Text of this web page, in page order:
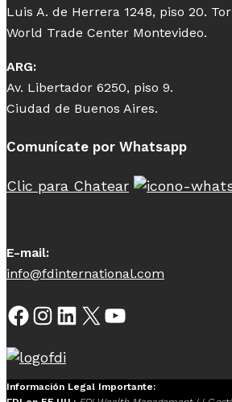
Luis A. de Herrera 1248, piso 20.
World Trade Center Montevideo.
ARG:
Av. Libertador 6250, piso 9.
Ciudad de Buenos Aires.
Comunícate por Whatsapp
Clic para Chatear
E-mail:
info@fdinternational.com
Facebook
Instagram
LinkedIn
X YouTube
Información Legal Importante: